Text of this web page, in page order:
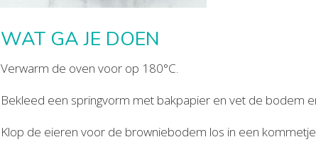
WAT GA JE DOEN
Verwarm de oven voor op 180°C.
Bekleed een springvorm met bakpapier en vet de bodem
Klop de eieren voor de browniebodem los in een